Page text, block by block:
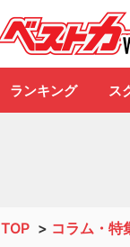
ランキング ス
TOP > コラム・特